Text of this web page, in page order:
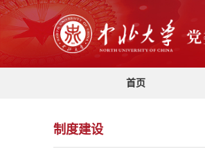
首页
制度建设